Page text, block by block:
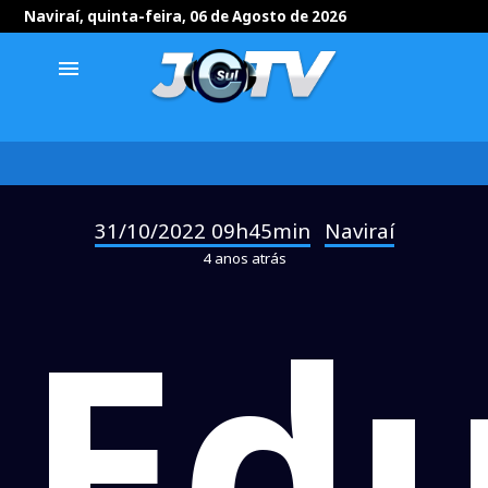
Naviraí, quinta-feira, 06 de Agosto de 2026
menu
31/10/2022 09h45min Naviraí
4 anos atrás